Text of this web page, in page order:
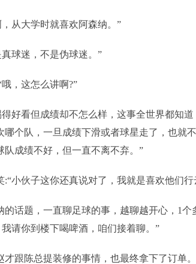
从大学时就喜欢阿森纳。”
球迷，不是伪球迷。”
，这怎么讲啊?”
好看但成绩却不怎么样，这事全世界都知
哪个队，一旦成绩下滑或者球星走了，也就
队成绩不好，但一直不离不弃。”
:“小伙子这你还真说对了，我就是喜欢他们
的话题，一直聊足球的事，越聊越开心，1个
请你到楼下喝啤酒，咱们接着聊。”
才跟陈总提装修的事情，也最终拿下了订单。